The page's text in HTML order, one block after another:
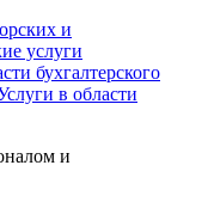
и
услуги
бухгалтерского
в области
и